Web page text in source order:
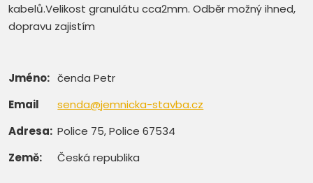
kabelů.Velikost granulátu cca2mm. Odběr možný ihned,
dopravu zajistím
Jméno: čenda Petr
Email
senda@jemnicka-stavba.cz
Adresa: Police 75, Police 67534
Země:
Česká republika